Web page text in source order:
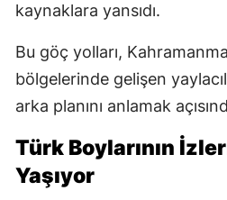
kaynaklara yansıdı.
Bu göç yolları,
bölgelerinde gelişen
arka planını anlamak
Türk Boylarının
Yaşıyor